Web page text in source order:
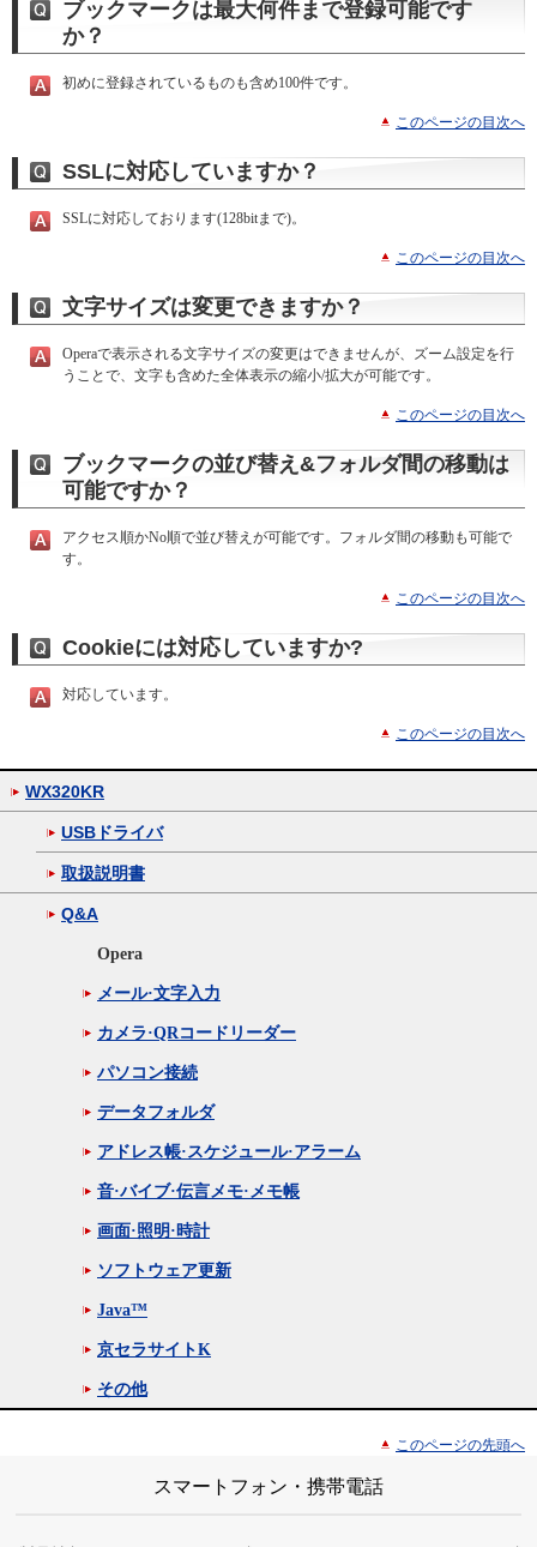
ブックマークは最大何件まで登録可能です
か？
初めに登録されているものも含め100件です。
このページの目次へ
SSLに対応していますか？
SSLに対応しております(128bitまで)。
このページの目次へ
文字サイズは変更できますか？
Operaで表示される文字サイズの変更はできませんが、ズーム設定を行
うことで、文字も含めた全体表示の縮小/拡大が可能です。
このページの目次へ
ブックマークの並び替え&フォルダ間の移動は
可能ですか？
アクセス順かNo順で並び替えが可能です。フォルダ間の移動も可能で
す。
このページの目次へ
Cookieには対応していますか?
対応しています。
このページの目次へ
WX320KR
USBドライバ
取扱説明書
Q&A
Opera
メール·文字入力
カメラ·QRコードリーダー
パソコン接続
データフォルダ
アドレス帳·スケジュール·アラーム
音·バイブ·伝言メモ·メモ帳
画面·照明·時計
ソフトウェア更新
Java™
京セラサイトK
その他
このページの先頭へ
スマートフォン・携帯電話